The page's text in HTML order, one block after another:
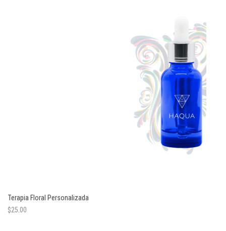
Terapia Floral Personalizada
$25.00